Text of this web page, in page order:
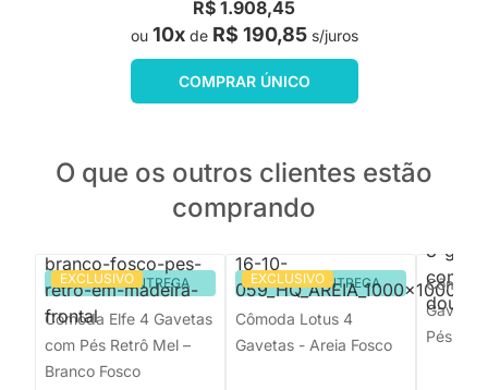
R$ 1.908,45
ou 10xde R$ 190,85s/juros
COMPRAR ÚNICO
O que os outros clientes estão
comprando
EXCLUSIVO
PRONTA ENTREGA
Cômoda Elfe 4 Gavetas
com Pés Retrô Mel –
Branco Fosco
EXCLUSIVO
PRONTA ENTREGA
Cômoda Lotus 4
Gavetas - Areia Fosco
Pés